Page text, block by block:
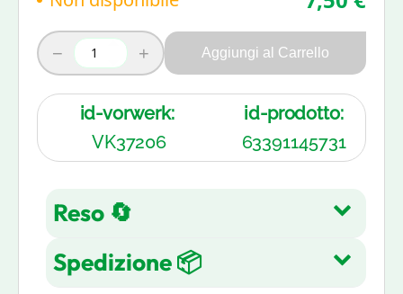
− + Aggiungi al Carrello
id-vorwerk:
VK37206
id-prodotto:
63391145731
Reso 🔄
Reso gratuito entro 14 giorni
Spedizione 📦